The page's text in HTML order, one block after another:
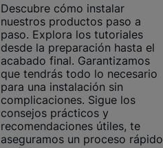
Descubre cómo instalar
nuestros productos paso a
paso. Explora los tutoriales
desde la preparación hasta el
acabado final. Garantizamos
que tendrás todo lo necesario
para una instalación sin
complicaciones. Sigue los
consejos prácticos y
recomendaciones útiles, te
aseguramos un proceso rápido